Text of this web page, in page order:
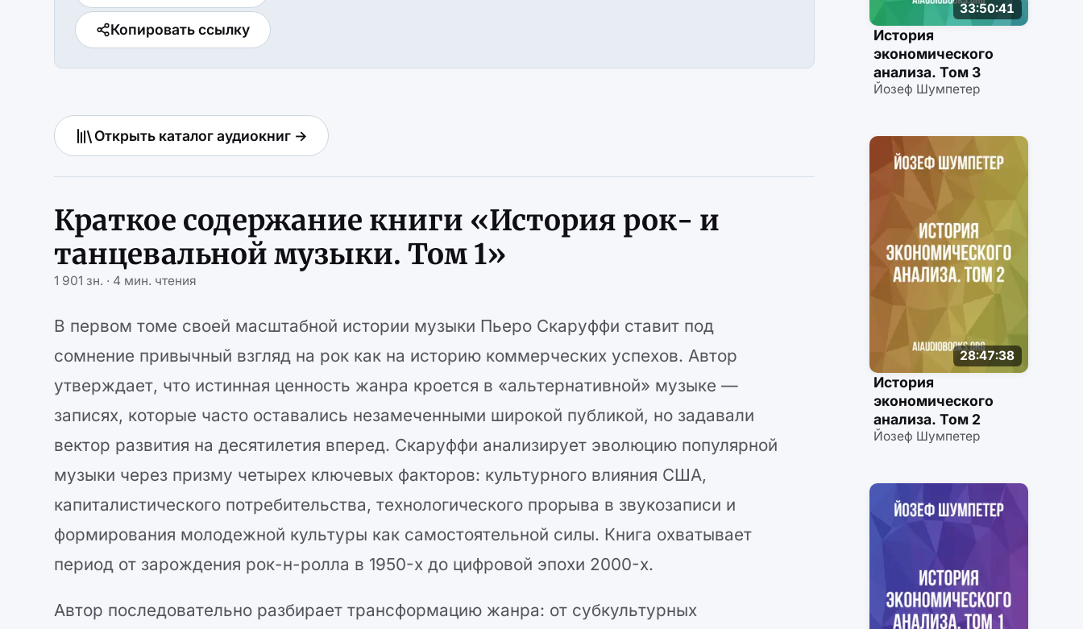
Копировать ссылку
Открыть каталог аудиокниг →
Краткое содержание книги «История рок- и
танцевальной музыки. Том 1»
1 901 зн. · 4 мин. чтения
В первом томе своей масштабной истории музыки Пьеро Скаруффи ставит под
сомнение привычный взгляд на рок как на историю коммерческих успехов. Автор
утверждает, что истинная ценность жанра кроется в «альтернативной» музыке —
записях, которые часто оставались незамеченными широкой публикой, но задавали
вектор развития на десятилетия вперед. Скаруффи анализирует эволюцию популярной
музыки через призму четырех ключевых факторов: культурного влияния США,
капиталистического потребительства, технологического прорыва в звукозаписи и
формирования молодежной культуры как самостоятельной силы. Книга охватывает
период от зарождения рок-н-ролла в 1950-х до цифровой эпохи 2000-х.
Автор последовательно разбирает трансформацию жанра: от субкультурных
33:50:41
История
экономического
анализа. Том 3
Йозеф Шумпетер
28:47:38
История
экономического
анализа. Том 2
Йозеф Шумпетер